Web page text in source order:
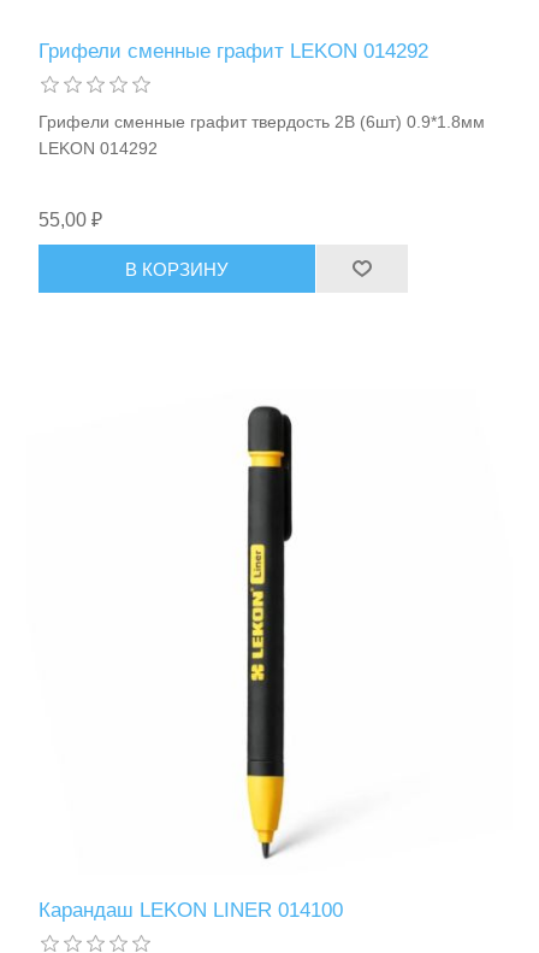
Аккумуляторы и ЗУ
Грифели сменные графит LEKON 014292
Грифели сменные графит твердость 2B (6шт) 0.9*1.8мм
LEKON 014292
55,00 ₽
В КОРЗИНУ
Карандаш LEKON LINER 014100